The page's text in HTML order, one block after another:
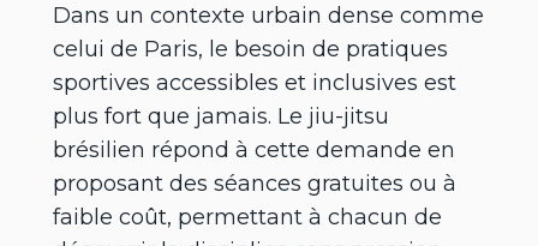
Dans un contexte urbain dense comme
celui de Paris, le besoin de pratiques
sportives accessibles et inclusives est
plus fort que jamais. Le jiu-jitsu
brésilien répond à cette demande en
proposant des séances gratuites ou à
faible coût, permettant à chacun de